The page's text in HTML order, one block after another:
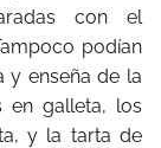
con el
podían
y enseña de la
en galleta, los
y la tarta de